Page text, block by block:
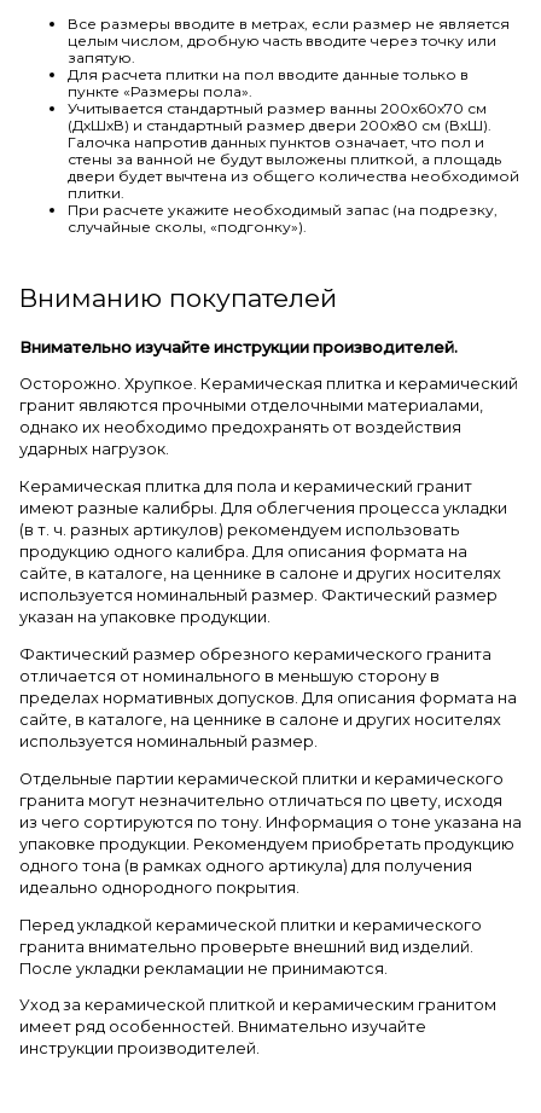
Все размеры вводите в метрах, если размер не является
целым числом, дробную часть вводите через точку или
запятую.
Для расчета плитки на пол вводите данные только в
пункте «Размеры пола».
Учитывается стандартный размер ванны 200х60х70 см
(ДхШхВ) и стандартный размер двери 200х80 см (ВхШ).
Галочка напротив данных пунктов означает, что пол и
стены за ванной не будут выложены плиткой, а площадь
двери будет вычтена из общего количества необходимой
плитки.
При расчете укажите необходимый запас (на подрезку,
случайные сколы, «подгонку»).
Вниманию покупателей
Внимательно изучайте инструкции производителей.
Осторожно. Хрупкое. Керамическая плитка и керамический
гранит являются прочными отделочными материалами,
однако их необходимо предохранять от воздействия
ударных нагрузок.
Керамическая плитка для пола и керамический гранит
имеют разные калибры. Для облегчения процесса укладки
(в т. ч. разных артикулов) рекомендуем использовать
продукцию одного калибра. Для описания формата на
сайте, в каталоге, на ценнике в салоне и других носителях
используется номинальный размер. Фактический размер
указан на упаковке продукции.
Фактический размер обрезного керамического гранита
отличается от номинального в меньшую сторону в
пределах нормативных допусков. Для описания формата на
сайте, в каталоге, на ценнике в салоне и других носителях
используется номинальный размер.
Отдельные партии керамической плитки и керамического
гранита могут незначительно отличаться по цвету, исходя
из чего сортируются по тону. Информация о тоне указана на
упаковке продукции. Рекомендуем приобретать продукцию
одного тона (в рамках одного артикула) для получения
идеально однородного покрытия.
Перед укладкой керамической плитки и керамического
гранита внимательно проверьте внешний вид изделий.
После укладки рекламации не принимаются.
Уход за керамической плиткой и керамическим гранитом
имеет ряд особенностей. Внимательно изучайте
инструкции производителей.